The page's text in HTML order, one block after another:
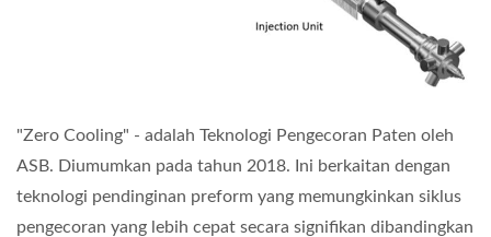
"Zero Cooling" - adalah Teknologi Pengecoran Paten oleh
ASB. Diumumkan pada tahun 2018. Ini berkaitan dengan
teknologi pendinginan preform yang memungkinkan siklus
pengecoran yang lebih cepat secara signifikan dibandingkan